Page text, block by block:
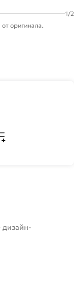
1/2
оригинала.
дизайн-